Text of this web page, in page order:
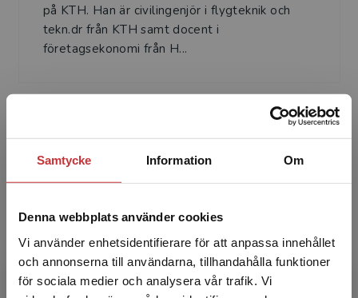
Samtycke Information Om
Denna webbplats använder cookies
Vi använder enhetsidentifierare för att anpassa innehållet
och annonserna till användarna, tillhandahålla funktioner
för sociala medier och analysera vår trafik. Vi
på KTH. Han är civilingenjör i flygteknik och
tekn.dr från KTH samt docent i
företagsekonomi från H...
Bo Karlson undervisar och forskar på
Institutionen för industriell ekonomi och
organisation på KTH, där han också är
studierektor. Han är civilinge...